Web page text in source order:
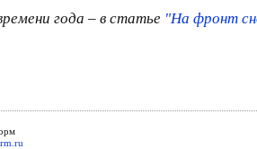
года – в статье "На фронт